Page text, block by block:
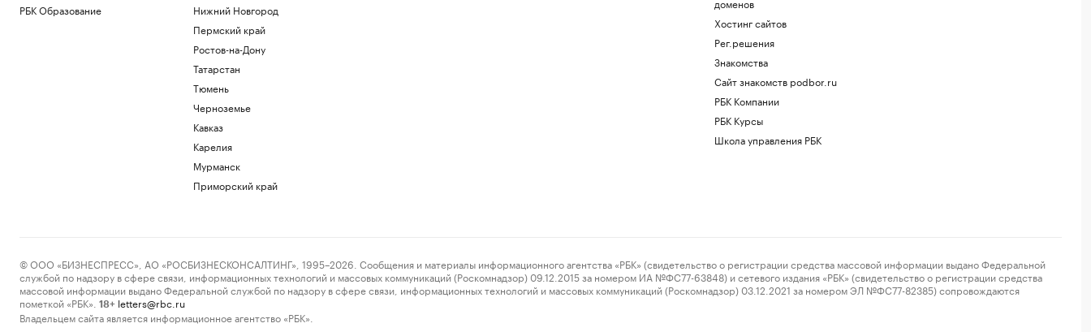
РБК Образование
Нижний Новгород
Пермский край
Ростов-на-Дону
Татарстан
Тюмень
Черноземье
Кавказ
Карелия
Мурманск
Приморский край
Хостинг сайтов
Рег.решения
Знакомства
Сайт знакомств podbor.ru
РБК Компании
РБК Курсы
Школа управления РБК
© ООО «БИЗНЕСПРЕСС», АО «РОСБИЗНЕСКОНСАЛТИНГ», 1995–2026. Сообщения и материалы информационного агентства «РБК» (свидетельство о регистрации средства массовой информации выдано Федеральной
службой по надзору в сфере связи, информационных технологий и массовых коммуникаций (Роскомнадзор) 09.12.2015 за номером ИА №ФС77-63848) и сетевого издания «РБК» (свидетельство о регистрации средства
массовой информации выдано Федеральной службой по надзору в сфере связи, информационных технологий и массовых коммуникаций (Роскомнадзор) 03.12.2021 за номером ЭЛ №ФС77-82385) сопровождаются
пометкой «РБК».
18+ letters@rbc.ru
Владельцем сайта является информационное агентство «РБК».